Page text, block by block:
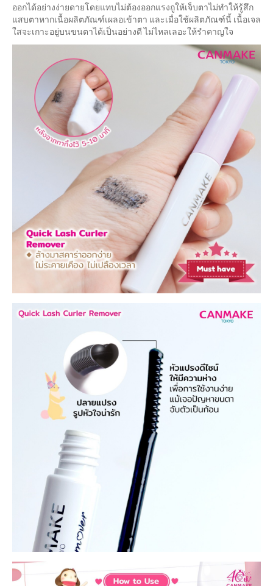
ออกได้อย่างง่ายดายโดยแทบไม่ต้องออกแรงถูให้เจ็บตาไม่ทำให้รู้สึก
แสบตาหากเนื้อผลิตภัณฑ์เผลอเข้าตา และเมื่อใช้ผลิตภัณฑ์นี้ เนื้อเจล
ใสจะเกาะอยู่บนขนตาได้เป็นอย่างดี ไม่ไหลเลอะให้รำคาญใจ